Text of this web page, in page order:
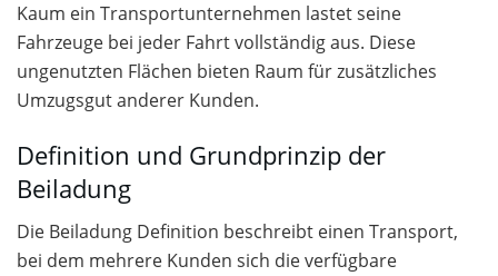
Kaum ein Transportunternehmen lastet seine
Fahrzeuge bei jeder Fahrt vollständig aus. Diese
ungenutzten Flächen bieten Raum für zusätzliches
Umzugsgut anderer Kunden.
Definition und Grundprinzip der
Beiladung
Die Beiladung Definition beschreibt einen Transport,
bei dem mehrere Kunden sich die verfügbare